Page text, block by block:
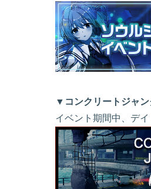
▼コンクリートジャン
イベント期間中、デ